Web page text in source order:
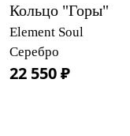
Кольцо "Горы"
Element Soul
Серебро
22 550 ₽